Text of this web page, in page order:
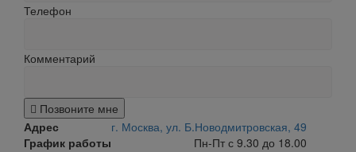
Телефон
Комментарий
Позвоните мне
Адрес
г. Москва, ул. Б.Новодмитровская, 49
График работы
Пн-Пт с 9.30 до 18.00